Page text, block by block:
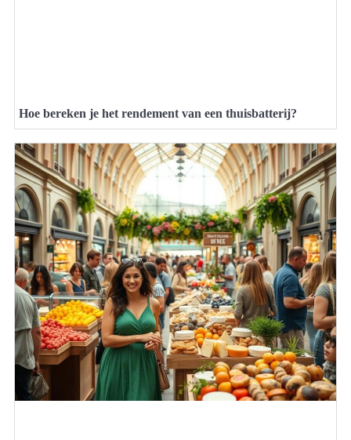
Hoe bereken je het rendement van een thuisbatterij?